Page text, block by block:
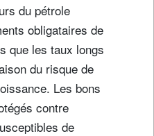
du pétrole
obligataires de
que les taux longs
du risque de
Les bons
contre
de